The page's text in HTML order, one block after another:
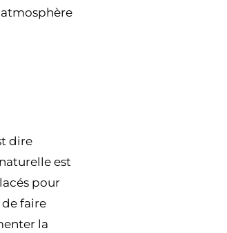
dire
est
pour
faire
la